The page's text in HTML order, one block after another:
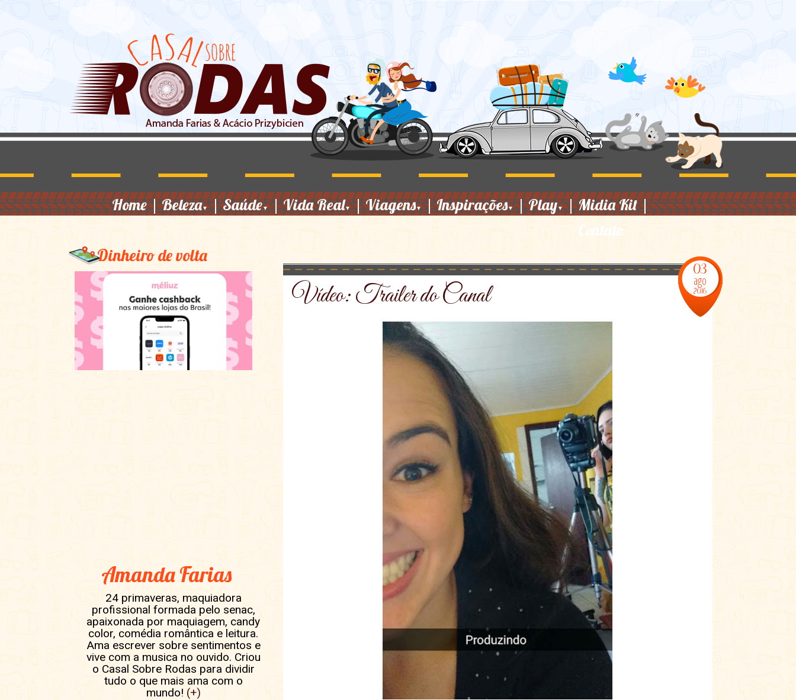
Home|Beleza▼ |Saúde▼ |Vida Real▼ |Viagens▼ |Inspirações▼ |Play▼ |Midia Kit|
Contato
03
ago
2016
Vídeo: Trailer do Canal
Dinheiro de volta
Amanda Farias
24 primaveras, maquiadora
profissional formada pelo senac,
apaixonada por maquiagem, candy
color, comédia romântica e leitura.
Ama escrever sobre sentimentos e
vive com a musica no ouvido. Criou
o Casal Sobre Rodas para dividir
tudo o que mais ama com o
mundo! (+)